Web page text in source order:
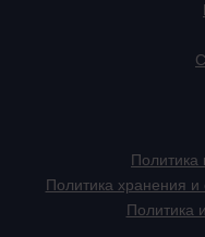
Политика
Политика хранения
Политика